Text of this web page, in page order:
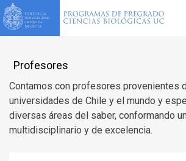
Profesores
Contamos con profesores provenientes
universidades de Chile y el mundo y
diversas áreas del saber, conformando
multidisciplinario y de excelencia.